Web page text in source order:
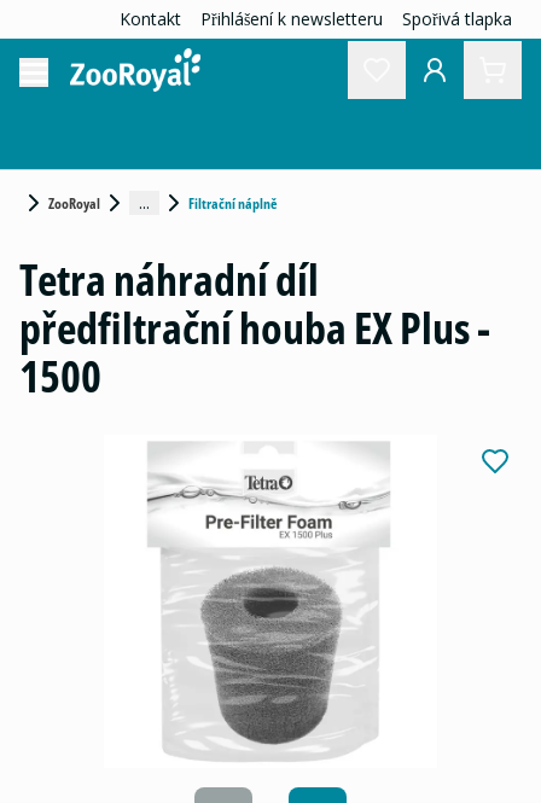
Kontakt Přihlášení k newsletteru Spořivá tlapka
ZooRoyal ... Filtrační náplně
Tetra náhradní díl
předfiltrační houba EX Plus -
1500